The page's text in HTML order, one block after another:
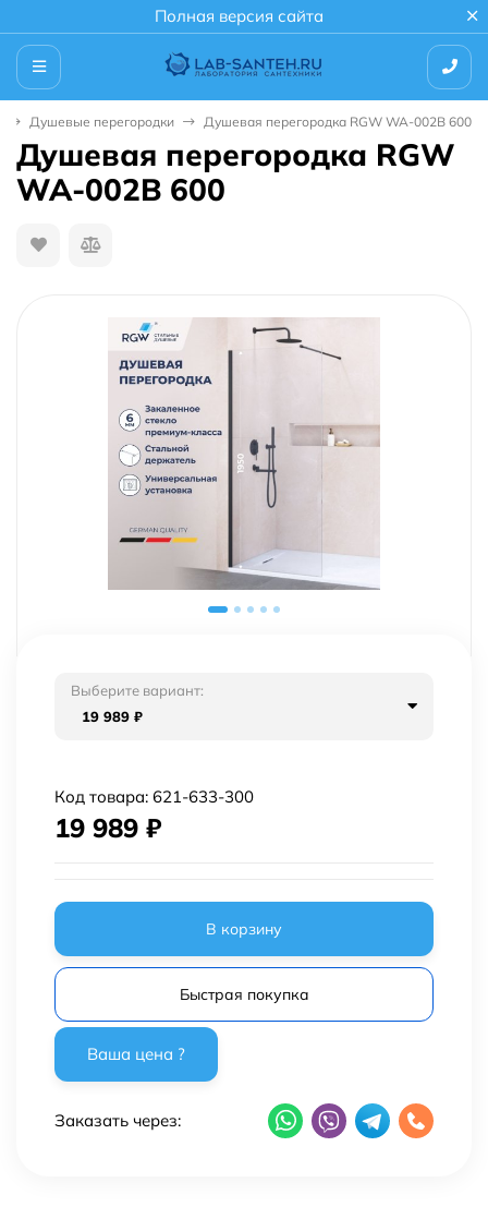
Полная версия сайта
Душевые перегородки Душевая перегородка RGW WA-002B 600
Душевая перегородка RGW
WA-002B 600
Выберите вариант:
19 989 ₽
Код товара: 621-633-300
19 989 ₽
В корзину
Быстрая покупка
Заказать через: